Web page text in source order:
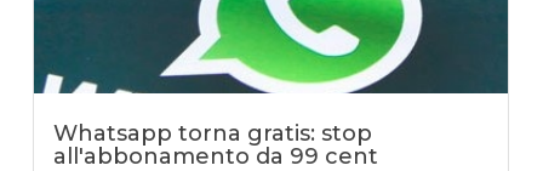
Whatsapp torna gratis: stop
all'abbonamento da 99 cent